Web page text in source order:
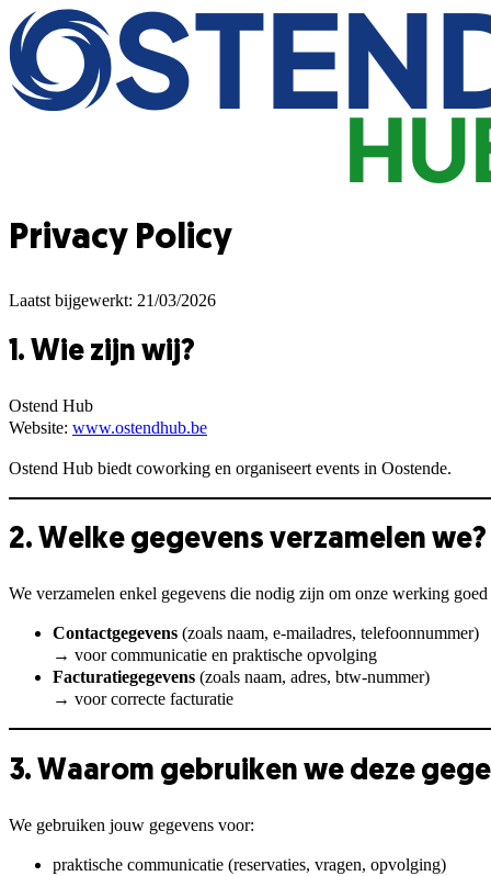
Privacy Policy
Laatst bijgewerkt: 21/03/2026
1. Wie zijn wij?
Ostend Hub
Website: www.ostendhub.be
Ostend Hub biedt coworking en organiseert events in Oostende.
2. Welke gegevens verzamelen we?
We verzamelen enkel gegevens die nodig zijn om onze werking goed
Contactgegevens (zoals naam, e-mailadres, telefoonnummer)
→ voor communicatie en praktische opvolging
Facturatiegegevens (zoals naam, adres, btw-nummer)
→ voor correcte facturatie
3. Waarom gebruiken we deze
We gebruiken jouw gegevens voor:
praktische communicatie (reservaties, vragen, opvolging)